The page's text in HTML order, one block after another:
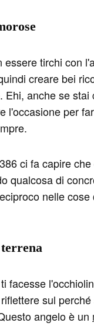
tirchi con
creare bei
anche se
l'occasione per
ci fa capire
qualcosa di
nelle
facesse
sul
angelo è un